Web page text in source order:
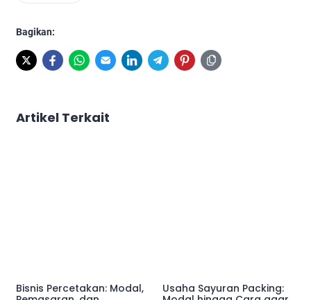
Bagikan:
Artikel Terkait
Bisnis Percetakan: Modal,
Usaha Sayuran Packing: